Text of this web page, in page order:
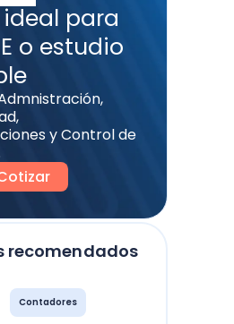
recomendados
Contadores
ideal para
o estudio
y Control de